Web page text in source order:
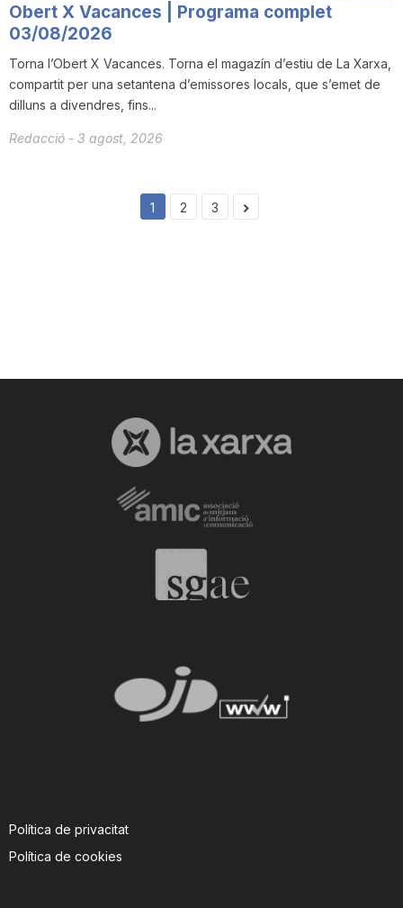
Obert X Vacances | Programa complet
03/08/2026
Torna l’Obert X Vacances. Torna el magazín d’estiu de La Xarxa,
compartit per una setantena d’emissores locals, que s’emet de
dilluns a divendres, fins...
Redacció - 3 agost, 2026
1 2 3
Política de privacitat
Política de cookies